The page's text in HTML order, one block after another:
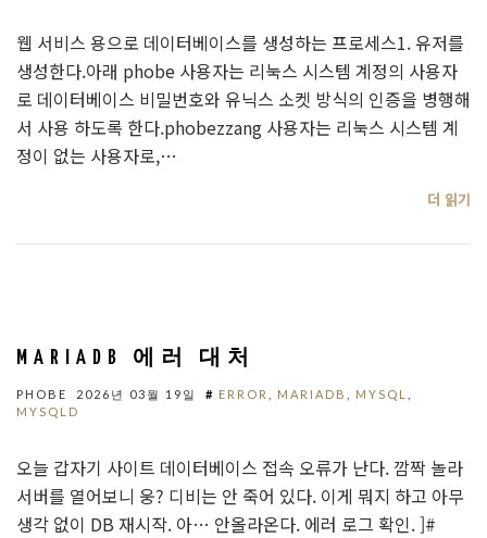
웹 서비스 용으로 데이터베이스를 생성하는 프로세스1. 유저를
생성한다.아래 phobe 사용자는 리눅스 시스템 계정의 사용자
로 데이터베이스 비밀번호와 유닉스 소켓 방식의 인증을 병행해
서 사용 하도록 한다.phobezzang 사용자는 리눅스 시스템 계
정이 없는 사용자로,…
더 읽기
MARIADB 에러 대처
PHOBE 2026년 03월 19일 # ERROR MARIADB MYSQL
MYSQLD
오늘 갑자기 사이트 데이터베이스 접속 오류가 난다. 깜짝 놀라
서버를 열어보니 웅? 디비는 안 죽어 있다. 이게 뭐지 하고 아무
생각 없이 DB 재시작. 아… 안올라온다. 에러 로그 확인. ]#